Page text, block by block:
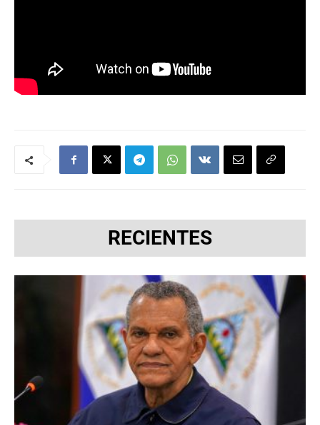
RECIENTES